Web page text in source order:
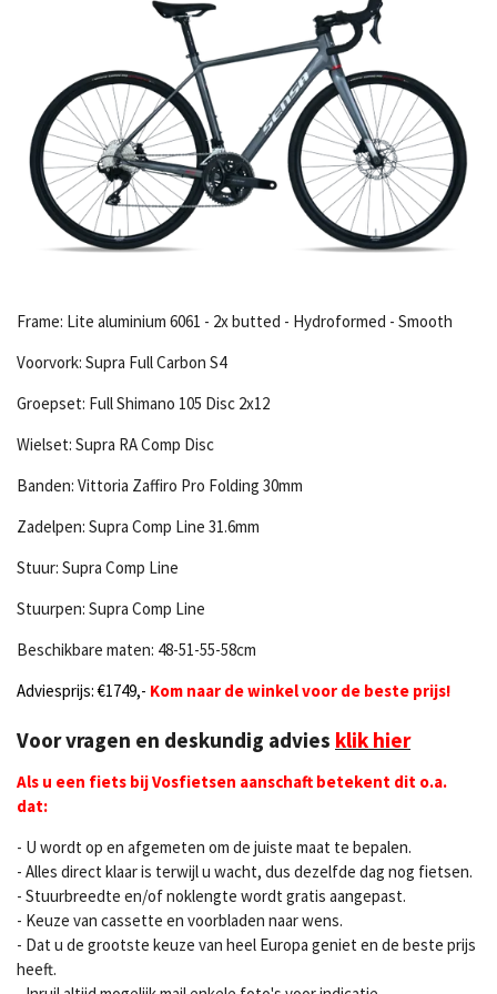
Frame: Lite aluminium 6061 - 2x butted - Hydroformed - Smooth
Voorvork: Supra Full Carbon S4
Groepset: Full Shimano 105 Disc 2x12
Wielset: Supra RA Comp Disc
Banden: Vittoria Zaffiro Pro Folding 30mm
Zadelpen: Supra Comp Line 31.6mm
Stuur: Supra Comp Line
Stuurpen: Supra Comp Line
Beschikbare maten: 48-51-55-58cm
Adviesprijs: €1749,- Kom naar de winkel voor de beste prijs!
Voor vragen en deskundig advies klik hier
Als u een fiets bij Vosfietsen aanschaft betekent dit o.a.
dat:
- U wordt op en afgemeten om de juiste maat te bepalen.
- Alles direct klaar is terwijl u wacht, dus dezelfde dag nog fietsen.
- Stuurbreedte en/of noklengte wordt gratis aangepast.
- Keuze van cassette en voorbladen naar wens.
- Dat u de grootste keuze van heel Europa geniet en de beste prijs
heeft.